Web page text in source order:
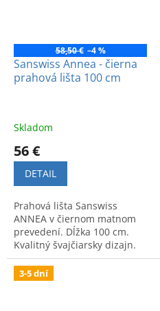
58,50 € –4 %
Sanswiss Annea - čierna
prahová lišta 100 cm
Skladom
56 €
DETAIL
Prahová lišta Sanswiss
ANNEA v čiernom matnom
prevedení. Dĺžka 100 cm.
Kvalitný švajčiarsky dizajn.
3-5 dní